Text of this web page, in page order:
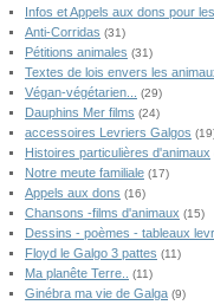
Infos et Appels aux dons pour
Anti-Corridas (31)
Pétitions animales (31)
Textes de lois envers les
Végan-végétarien... (29)
Dauphins Mer films (24)
accessoires Levriers Galgos
Histoires particulières d'animaux
Notre meute familiale (17)
Appels aux dons (16)
Chansons -films d'animaux (15)
Dessins - poèmes - tableaux
Floyd le Galgo 3 pattes (11)
Ma planête Terre.. (11)
Ginébra ma vie de Galga (9)